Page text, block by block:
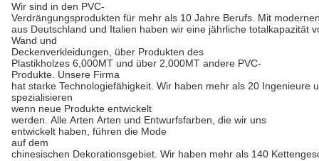
Wir sind in den PVC-
Verdrängungsprodukten für mehr als 10 Jahre Berufs. Mit
aus Deutschland und Italien haben wir eine jährliche totalkapazität
Wand und
Deckenverkleidungen, über Produkten des
Plastikholzes 6,000MT und über 2,000MT andere PVC-
Produkte. Unsere Firma
hat starke Technologiefähigkeit. Wir haben mehr als 20 Ingenieure
spezialisieren
wenn neue Produkte entwickelt
werden. Alle Arten Arten und Entwurfsfarben, die wir uns
entwickelt haben, führen die Mode
auf dem
chinesischen Dekorationsgebiet. Wir haben mehr als 140